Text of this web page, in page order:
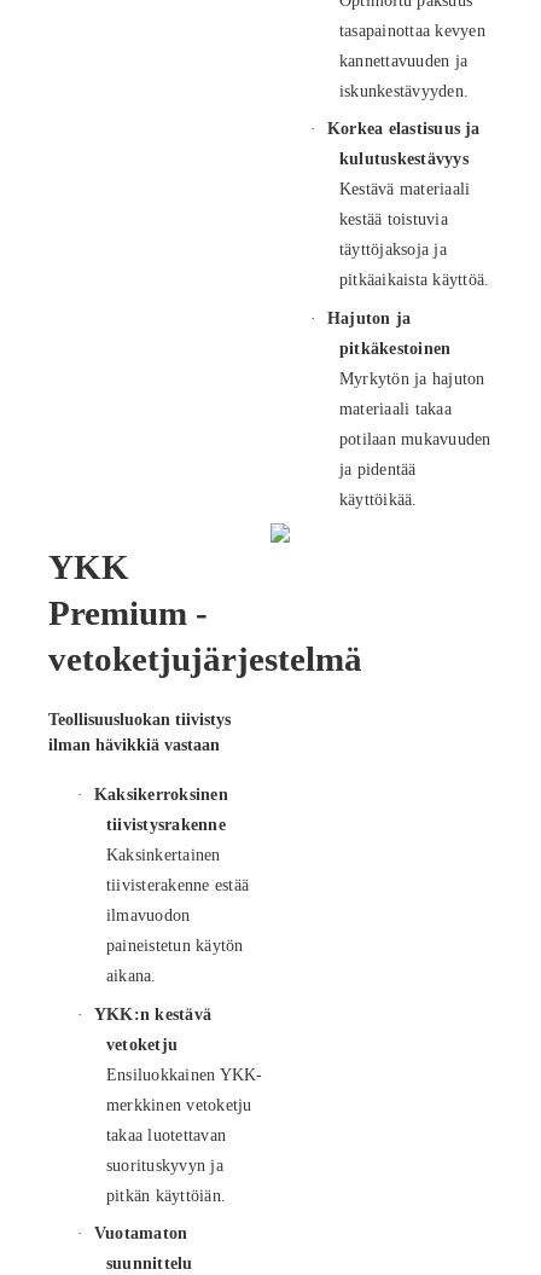
tasapainottaa kevyen
kannettavuuden ja
iskunkestävyyden.
·
Korkea elastisuus ja
kulutuskestävyys
Kestävä materiaali
kestää toistuvia
täyttöjaksoja ja
pitkäaikaista käyttöä.
·
Hajuton ja
pitkäkestoinen
Myrkytön ja hajuton
materiaali takaa
potilaan mukavuuden
ja pidentää
käyttöikää.
YKK
Premium -
vetoketjujärjestelmä
Teollisuusluokan tiivistys
ilman hävikkiä vastaan
·
Kaksikerroksinen
tiivistysrakenne
Kaksinkertainen
tiivisterakenne estää
ilmavuodon
paineistetun käytön
aikana.
·
YKK:n kestävä
vetoketju
Ensiluokkainen YKK-
merkkinen vetoketju
takaa luotettavan
suorituskyvyn ja
pitkän käyttöiän.
·
Vuotamaton
suunnittelu